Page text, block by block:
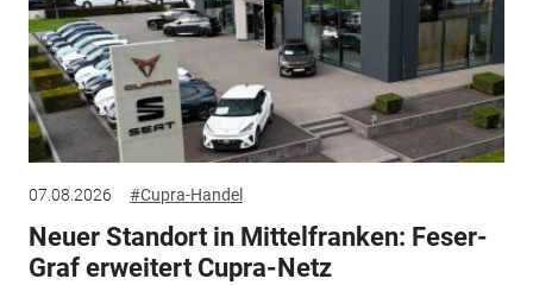
07.08.2026 #Cupra-Handel
Neuer Standort in Mittelfranken: Feser-
Graf erweitert Cupra-Netz